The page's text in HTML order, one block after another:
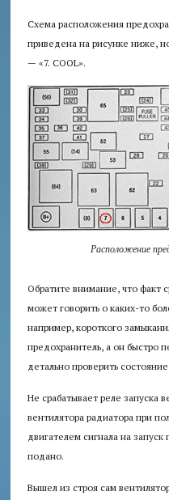
Схема расположения
приведена на рисунке ниже,
— «7. COOL».
Расположение
Обратите внимание, что факт
может говорить о каких-то
например, короткого
предохранитель, а он быстро
детально проверить
Не срабатывает реле запуска
вентилятора радиатора при
двигателем сигнала на
подано.
Вышел из строя сам